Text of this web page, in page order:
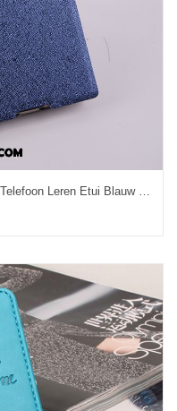
Sony Xperia E5 Hoesje Hoes Mobiele Telefoon Leren Etui Blauw Online